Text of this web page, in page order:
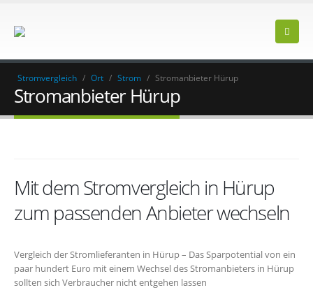
Stromvergleich / Ort / Strom / Stromanbieter Hürup
Stromanbieter Hürup
Mit dem Stromvergleich in Hürup
zum passenden Anbieter wechseln
Vergleich der Stromlieferanten in Hürup – Das Sparpotential von ein
paar hundert Euro mit einem Wechsel des Stromanbieters in Hürup
sollten sich Verbraucher nicht entgehen lassen